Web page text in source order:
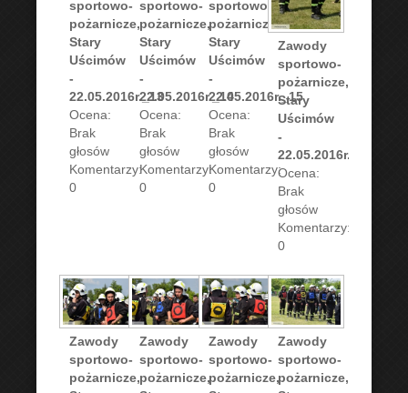
sportowo-
pożarnicze,
Stary
Uścimów
-
22.05.2016r._13
Ocena:
Brak
głosów
Komentarzy:
0
sportowo-
pożarnicze,
Stary
Uścimów
-
22.05.2016r._14
Ocena:
Brak
głosów
Komentarzy:
0
sportowo-
pożarnicze,
Stary
Uścimów
-
22.05.2016r._15
Ocena:
Brak
głosów
Komentarzy:
0
Zawody
sportowo-
pożarnicze,
Stary
Uścimów
-
22.05.2016r._16
Ocena:
Brak
głosów
Komentarzy:
0
Zawody
sportowo-
pożarnicze,
Zawody
sportowo-
pożarnicze,
Zawody
sportowo-
pożarnicze,
Zawody
sportowo-
pożarnicze,